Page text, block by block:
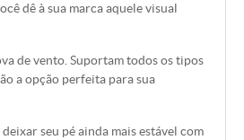
dê à sua marca aquele visual
de vento. Suportam todos os tipos
a opção perfeita para sua
seu pé ainda mais estável com